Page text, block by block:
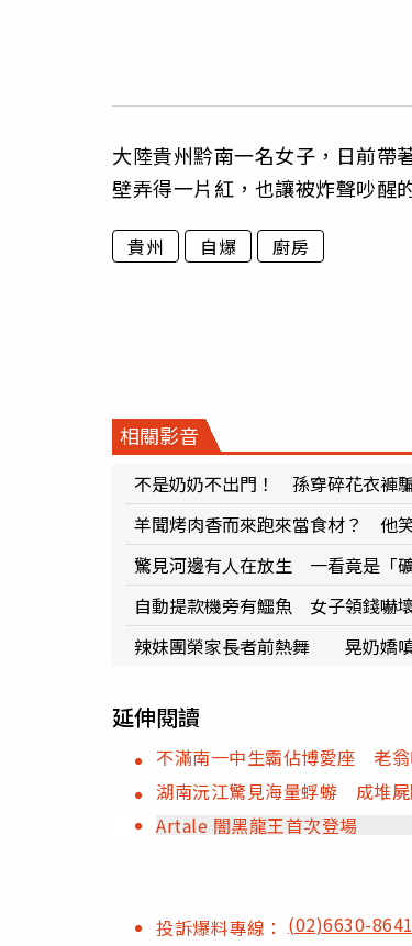
大陸貴州黔南一名女子，日前帶
壁弄得一片紅，也讓被炸聲吵醒
貴州 自爆 廚房
相關影音
不是奶奶不出門！ 孫穿碎花衣褲
羊聞烤肉香而來跑來當食材？ 他
驚見河邊有人在放生 一看竟是「
自動提款機旁有鱷魚 女子領錢嚇
辣妹團榮家長者前熱舞 晃奶嬌嗔
延伸閱讀
不滿南一中生霸佔博愛座 老
湖南沅江驚見海量蜉蝣 成堆
Artale 闇黑龍王首次登場
投訴爆料專線： (02)6630-8641